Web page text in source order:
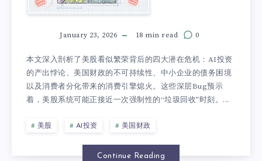
January 23, 2026 18 min read 0
本文深入剖析了美股看似繁荣背后的四大潜在危机：AI投资
的产出悖论、美国财政的不可持续性、中小企业的债务困境
以及消费者分化带来的消费引擎熄火。这些深层Bug预示
着，美股系统可能正接近一次强制性的“垃圾回收”时刻。...
美股 AI投资 美国财政
Continue Reading